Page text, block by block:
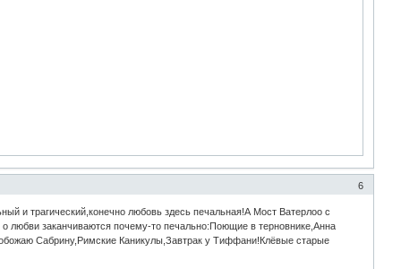
6
и трагический,конечно любовь здесь печальная!А Мост Ватерлоо с
заканчиваются почему-то печально:Поющие в терновнике,Анна
Сабрину,Римские Каникулы,Завтрак у Тиффани!Клёвые старые